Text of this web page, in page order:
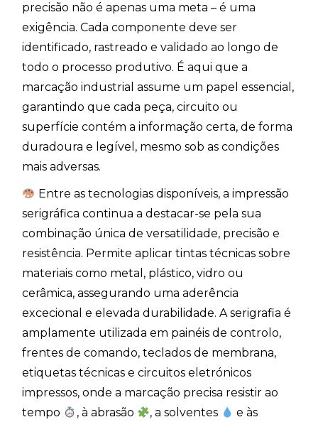
precisão não é apenas uma meta – é uma
exigência. Cada componente deve ser
identificado, rastreado e validado ao longo de
todo o processo produtivo. É aqui que a
marcação industrial assume um papel essencial,
garantindo que cada peça, circuito ou
superfície contém a informação certa, de forma
duradoura e legível, mesmo sob as condições
mais adversas.
Entre as tecnologias disponíveis, a impressão
serigráfica continua a destacar-se pela sua
combinação única de versatilidade, precisão e
resistência. Permite aplicar tintas técnicas sobre
materiais como metal, plástico, vidro ou
cerâmica, assegurando uma aderência
excecional e elevada durabilidade. A serigrafia é
amplamente utilizada em painéis de controlo,
frentes de comando, teclados de membrana,
etiquetas técnicas e circuitos eletrónicos
impressos, onde a marcação precisa resistir ao
tempo
, à abrasão , a solventes
e às